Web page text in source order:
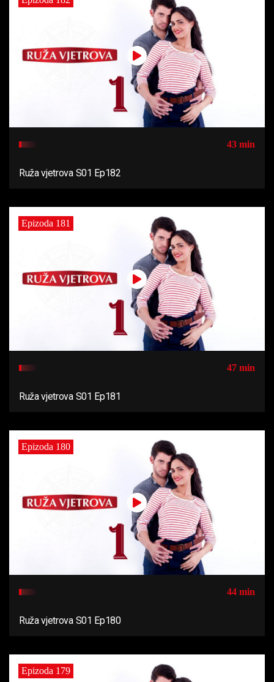
43 min
Ruža vjetrova S01 Ep182
Epizoda 181
47 min
Ruža vjetrova S01 Ep181
Epizoda 180
44 min
Ruža vjetrova S01 Ep180
Epizoda 179